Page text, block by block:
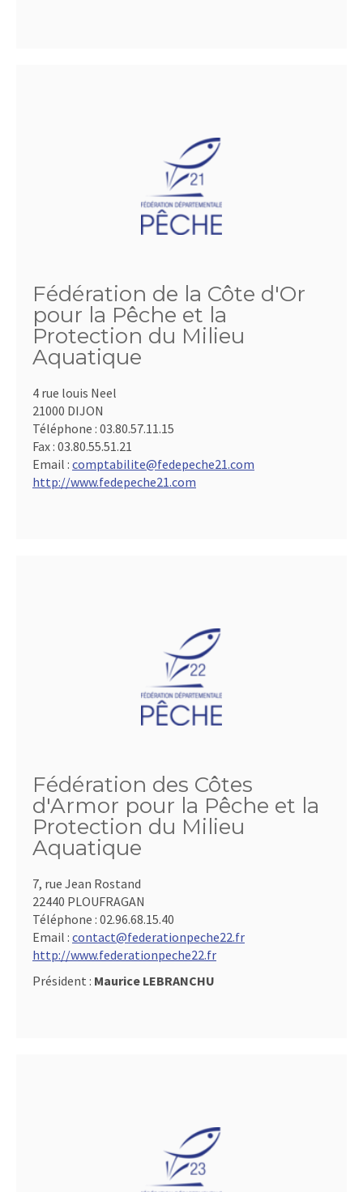
Fédération de la Côte d'Or
pour la Pêche et la
Protection du Milieu
Aquatique
4 rue louis Neel
21000 DIJON
Téléphone : 03.80.57.11.15
Fax : 03.80.55.51.21
Email : comptabilite@fedepeche21.com
http://www.fedepeche21.com
Fédération des Côtes
d'Armor pour la Pêche et la
Protection du Milieu
Aquatique
7, rue Jean Rostand
22440 PLOUFRAGAN
Téléphone : 02.96.68.15.40
Email : contact@federationpeche22.fr
http://www.federationpeche22.fr
Président : Maurice LEBRANCHU